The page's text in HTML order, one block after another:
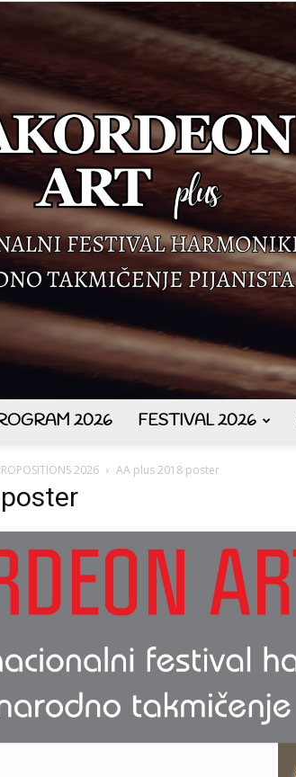
2026 FESTIVAL 2026
2026 AA plus 2018 poster